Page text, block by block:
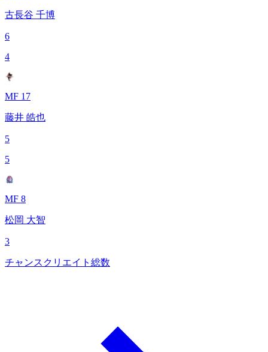
古長谷 千博
6
4
MF 17
藤井 皓也
5
5
MF 8
松岡 大智
3
チャンスクリエイト総数